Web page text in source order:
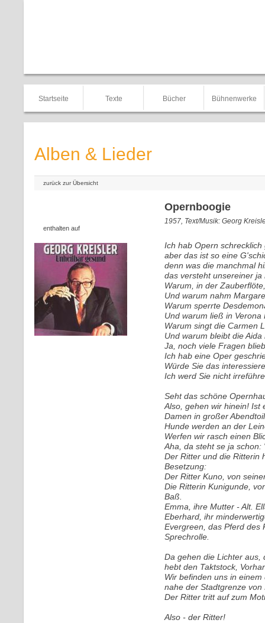
Startseite Texte Bücher Bühnenwerke
Alben & Lieder
zurück zur Übersicht
enthalten auf
Opernboogie
1957, Text/Musik: Georg
Ich hab Opern schrecklich
aber das ist so eine
denn was die manchmal
das versteht unsereiner ja
Warum, in der
Und warum nahm
Warum sperrte
Und warum ließ in
Warum singt die Carmen
Und warum bleibt die
Ja, noch viele Fragen
Ich hab eine Oper
Würde Sie das
Ich werd Sie nicht
Seht das schöne
Also, gehen wir hinein! Ist
Damen in großer
Hunde werden an der
Werfen wir rasch einen
Aha, da steht se ja
Der Ritter und die Ritterin
Besetzung:
Der Ritter Kuno, von
Die Ritterin Kunigunde,
Baß.
Emma, ihre Mutter - Alt.
Eberhard, ihr
Evergreen, das Pferd des
Sprechrolle.
Da gehen die Lichter aus,
hebt den Taktstock,
Wir befinden uns in
nahe der Stadtgrenze von
Der Ritter tritt auf zum
Also - der Ritter!